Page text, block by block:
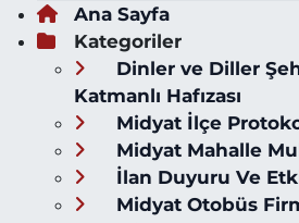
Ana Sayfa
Kategoriler
Dinler ve Diller
Katmanlı Hafızası
Midyat İlçe
Midyat Mahalle
İlan Duyuru Ve
Midyat Otobüs